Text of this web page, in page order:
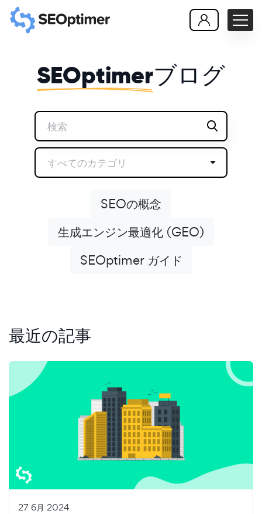
SEOptimerブログ
すべてのカテゴリ
SEOの概念
生成エンジン最適化 (GEO)
SEOptimer ガイド
最近の記事
27 6月 2024